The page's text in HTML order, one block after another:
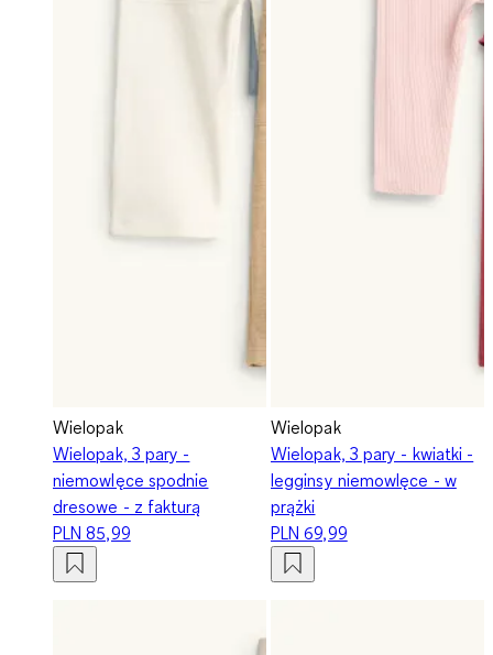
Wielopak
Wielopak, 3 pary -
niemowlęce spodnie
dresowe - z fakturą
PLN 85,99
Wielopak
Wielopak, 3 pary - kwiatki -
legginsy niemowlęce - w
prążki
PLN 69,99